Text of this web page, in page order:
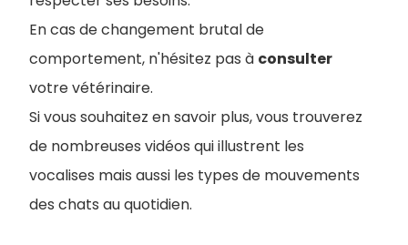
En cas de changement brutal de
comportement, n'hésitez pas à consulter
votre vétérinaire.
Si vous souhaitez en savoir plus, vous trouverez
de nombreuses vidéos qui illustrent les
vocalises mais aussi les types de mouvements
des chats au quotidien.